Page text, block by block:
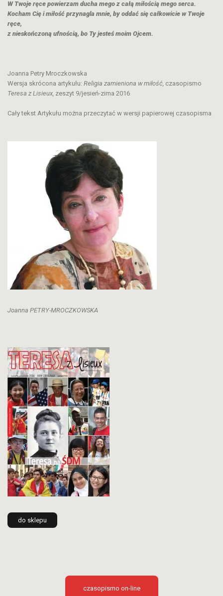
W Twoje ręce powierzam ducha mego z całą miłością mego serca.
Kocham Cię i miłość przynagla mnie, by oddać się całkowicie w Twoje
ręce,
z nieskończoną ufnością, bo Ty jesteś moim Ojcem.
Joanna Petry Mroczkowska
Wersja skrócona artykułu: Religia zamieniona w miłość, czasopismo
Teresa z Lisieux, zeszyt 9/jesień-zima 2016
Cały tekst Artykułu można przeczytać w wersji papierowej czasopisma
Joanna PETRY-MROCZKOWSKA
do sklepu
czasopismo on-line